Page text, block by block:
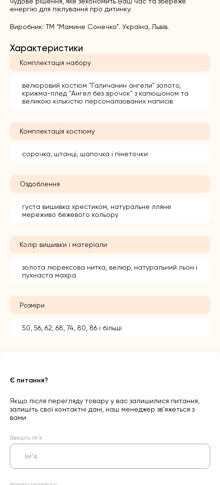
енергію для піклування про дитинку.
Виробник: ТМ “Мамине Сонечко”. Україна, Львів.
Характеристики
Комплектація набору
велюровий костюм "Галичанин ангели" золото,
крижма-плед "Ангел без зірочок" з капюшоном та
великою кількістю персоналізованих написів
Комплектація костюму
сорочка, штанці, шапочка і пінеточки
Оздоблення
густа вишивка хрестиком, натуральне лляне
мереживо бежевого кольору
Колір вишивки і матеріали
золота люрексова нитка, велюр, натуральний льон і
пухнаста махра
Розміри
50, 56, 62, 68, 74, 80, 86 і більші
Є питання?
Якщо після перегляду товару у вас залишилися питання,
залишіть свої контактні дані, наш менеджер зв’яжеться з
вами
Введіть ім’я